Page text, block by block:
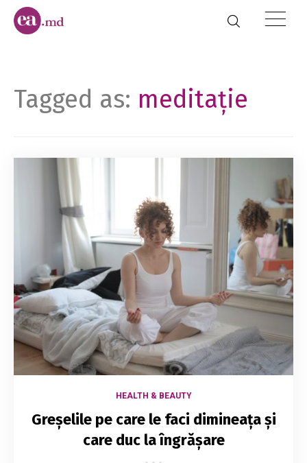
Tagged as: meditaţie
HEALTH & BEAUTY
Greșelile pe care le faci dimineața și
care duc la îngrășare